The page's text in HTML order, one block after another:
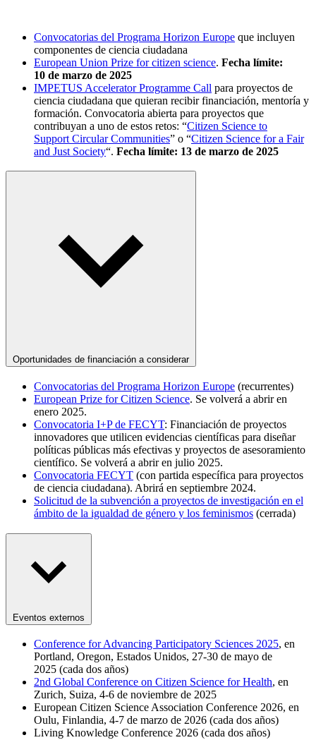
Convocatorias del Programa Horizon Europe que incluyen
componentes de ciencia ciudadana
European Union Prize for citizen science. Fecha límite:
10 de marzo de 2025
IMPETUS Accelerator Programme Call para proyectos de
ciencia ciudadana que quieran recibir financiación, mentoría y
formación. Convocatoria abierta para proyectos que
contribuyan a uno de estos retos: “Citizen Science to
Support Circular Communities” o “Citizen Science for a Fair
and Just Society“. Fecha límite: 13 de marzo de 2025
Oportunidades de financiación a considerar
Convocatorias del Programa Horizon Europe (recurrentes)
European Prize for Citizen Science. Se volverá a abrir en
enero 2025.
Convocatoria I+P de FECYT: Financiación de proyectos
innovadores que utilicen evidencias científicas para diseñar
políticas públicas más efectivas y proyectos de asesoramiento
científico. Se volverá a abrir en julio 2025.
Convocatoria FECYT (con partida específica para proyectos
de ciencia ciudadana). Abrirá en septiembre 2024.
Solicitud de la subvención a proyectos de investigación en el
ámbito de la igualdad de género y los feminismos (cerrada)
Eventos externos
Conference for Advancing Participatory Sciences 2025, en
Portland, Oregon, Estados Unidos, 27-30 de mayo de
2025 (cada dos años)
2nd Global Conference on Citizen Science for Health, en
Zurich, Suiza, 4-6 de noviembre de 2025
European Citizen Science Association Conference 2026, en
Oulu, Finlandia, 4-7 de marzo de 2026 (cada dos años)
Living Knowledge Conference 2026 (cada dos años)